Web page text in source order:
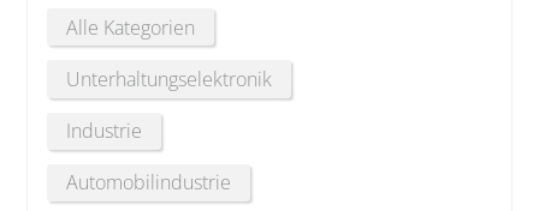
Alle Kategorien
Unterhaltungselektronik
Industrie
Automobilindustrie